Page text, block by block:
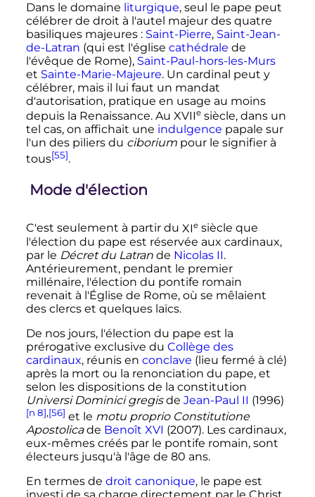
Dans le domaine liturgique, seul le pape peut
célébrer de droit à l'autel majeur des quatre
basiliques majeures : Saint-Pierre, Saint-Jean-
de-Latran (qui est l'église cathédrale de
l'évêque de Rome), Saint-Paul-hors-les-Murs
et Sainte-Marie-Majeure. Un cardinal peut y
célébrer, mais il lui faut un mandat
d'autorisation, pratique en usage au moins
depuis la Renaissance. Au XVIIe siècle, dans un
tel cas, on affichait une indulgence papale sur
l'un des piliers du ciboriumpour le signifier à
tous[55].
Mode d'élection
C'est seulement à partir du XIe siècle que
l'élection du pape est réservée aux cardinaux,
par le Décret du Latrande Nicolas II.
Antérieurement, pendant le premier
millénaire, l'élection du pontife romain
revenait à l'Église de Rome, où se mêlaient
des clercs et quelques laïcs.
De nos jours, l'élection du pape est la
prérogative exclusive du Collège des
cardinaux, réunis en conclave (lieu fermé à clé)
après la mort ou la renonciation du pape, et
selon les dispositions de la constitution
Universi Dominici gregisde Jean-Paul II (1996)
[n 8],[56] et le motu proprio Constitutione
Apostolicade Benoît XVI (2007). Les cardinaux,
eux-mêmes créés par le pontife romain, sont
électeurs jusqu'à l'âge de 80 ans.
En termes de droit canonique, le pape est